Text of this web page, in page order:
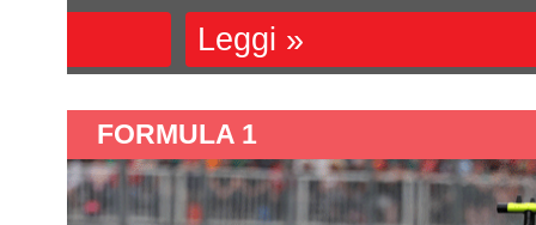
FORMULA 1